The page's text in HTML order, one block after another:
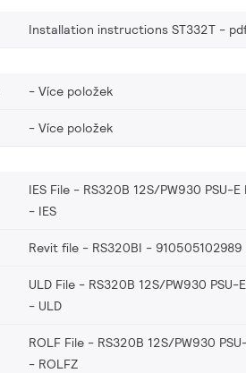
Installation instructions ST332T
Více položek
Více položek
IES File - RS320B 12S/PW930 PSU-E
IES
Revit file - RS320BI - 910505102989
ULD File - RS320B 12S/PW930 PSU-
ULD
ROLF File - RS320B 12S/PW930
ROLFZ